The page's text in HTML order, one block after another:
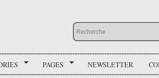
PAGES NEWSLETTER